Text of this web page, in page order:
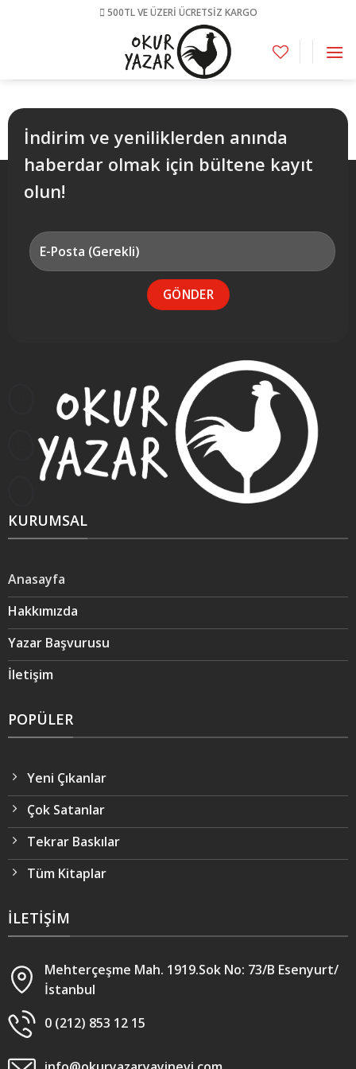
500TL VE ÜZERİ ÜCRETSİZ KARGO
İndirim ve yeniliklerden anında
haberdar olmak için bültene kayıt
olun!
KURUMSAL
Anasayfa
Hakkımızda
Yazar Başvurusu
İletişim
POPÜLER
Yeni Çıkanlar
Çok Satanlar
Tekrar Baskılar
Tüm Kitaplar
İLETIŞIM
Mehterçeşme Mah. 1919.Sok No: 73/B Esenyurt/
İstanbul
0 (212) 853 12 15